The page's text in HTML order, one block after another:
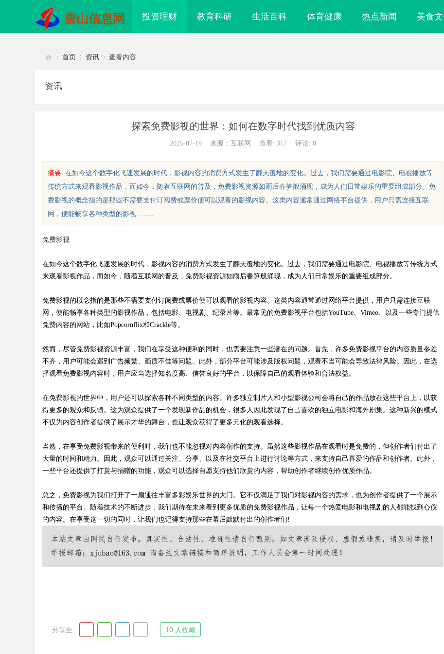
唐山信息网 投资理财 教育科研 生活百科 体育健康 热点新闻 美食
sc
首页 资讯 查看内容
资讯
探索免费影视的世界：如何在数字时代找到优质内容
2025-07-19 来源：互联网 查看: 317 评论: 0
摘要: 在如今这个数字化飞速发展的时代，影视内容的消费方式发生了翻天覆地的变化。过去，我们需要通过电影院、电视播放等
传统方式来观看影视作品，而如今，随着互联网的普及，免费影视资源如雨后春笋般涌现，成为人们日常娱乐的重要组成部分。免
费影视的概念指的是那些不需要支付订阅费或票价便可以观看的影视内容。这类内容通常通过网络平台提供，用户只需连接互联
网，便能畅享各种类型的影视.........
免费影视
在如今这个数字化飞速发展的时代，影视内容的消费方式发生了翻天覆地的变化。过去，我们需要通过电影院、电视播放等传统方式
来观看影视作品，而如今，随着互联网的普及，免费影视资源如雨后春笋般涌现，成为人们日常娱乐的重要组成部分。
免费影视的概念指的是那些不需要支付订阅费或票价便可以观看的影视内容。这类内容通常通过网络平台提供，用户只需连接互联
网，便能畅享各种类型的影视作品，包括电影、电视剧、纪录片等。最常见的免费影视平台包括YouTube、Vimeo、以及一些专门提供
免费内容的网站，比如Popcornflix和Crackle等。
然而，尽管免费影视资源丰富，我们在享受这种便利的同时，也需要注意一些潜在的问题。首先，许多免费影视平台的内容质量参差
不齐，用户可能会遇到广告频繁、画质不佳等问题。此外，部分平台可能涉及版权问题，观看不当可能会导致法律风险。因此，在选
择观看免费影视内容时，用户应当选择知名度高、信誉良好的平台，以保障自己的观看体验和合法权益。
在免费影视的世界中，用户还可以探索各种不同类型的内容。许多独立制片人和小型影视公司会将自己的作品放在这些平台上，以获
得更多的观众和反馈。这为观众提供了一个发现新作品的机会，很多人因此发现了自己喜欢的独立电影和海外剧集。这种新兴的模式
不仅为内容创作者提供了展示才华的舞台，也让观众获得了更多元化的观看选择。
当然，在享受免费影视带来的便利时，我们也不能忽视对内容创作的支持。虽然这些影视作品在观看时是免费的，但创作者们付出了
大量的时间和精力。因此，观众可以通过关注、分享、以及在社交平台上进行讨论等方式，来支持自己喜爱的作品和创作者。此外，
一些平台还提供了打赏与捐赠的功能，观众可以选择自愿支持他们欣赏的内容，帮助创作者继续创作优质作品。
总之，免费影视为我们打开了一扇通往丰富多彩娱乐世界的大门。它不仅满足了我们对影视内容的需求，也为创作者提供了一个展示
和传播的平台。随着技术的不断进步，我们期待在未来看到更多优质的免费影视作品，让每一个热爱电影和电视剧的人都能找到心仪
的内容。在享受这一切的同时，让我们也记得支持那些在幕后默默付出的创作者们!
分享至 : 10 人收藏
AC 国际医疗实验室，标准化研 3d激光内雕机：精密雕刻与创新应用